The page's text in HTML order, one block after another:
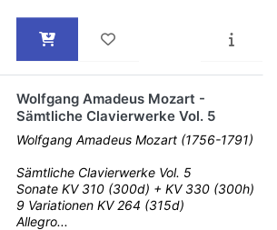
Wolfgang Amadeus Mozart -
Sämtliche Clavierwerke Vol. 5
Wolfgang Amadeus Mozart (1756-1791)
Sämtliche Clavierwerke Vol. 5
Sonate KV 310 (300d) + KV 330 (300h)
9 Variationen KV 264 (315d)
Allegro...